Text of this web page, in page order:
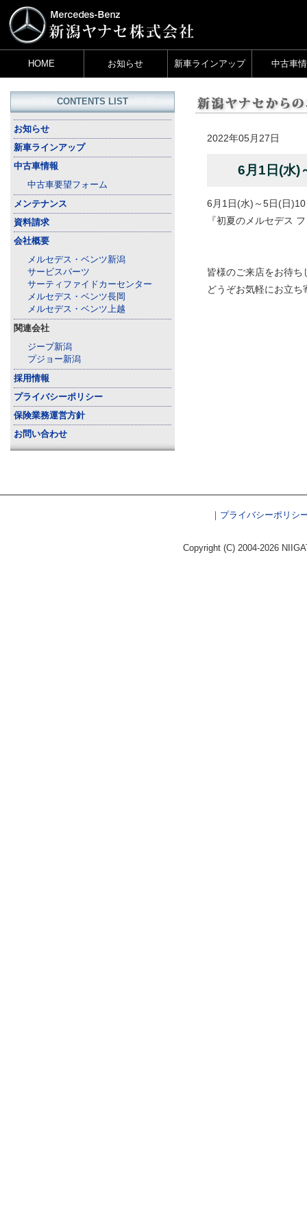
HOME お知らせ 新車ラインアップ 中古車
2022年05月27日
6月1日(水)
6月1日(水)～5日(日
『初夏のメルセデス
皆様のご来店をお待ち
どうぞお気軽にお立ち
CONTENTS LIST
お知らせ
新車ラインアップ
中古車情報
中古車要望フォーム
メンテナンス
資料請求
会社概要
メルセデス・ベンツ新潟
サービスパーツ
サーティファイドカーセンター
メルセデス・ベンツ長岡
メルセデス・ベンツ上越
関連会社
ジープ新潟
プジョー新潟
採用情報
プライバシーポリシー
保険業務運営方針
お問い合わせ
｜ プライバシーポリシ
Copyright (C) 2004-2026